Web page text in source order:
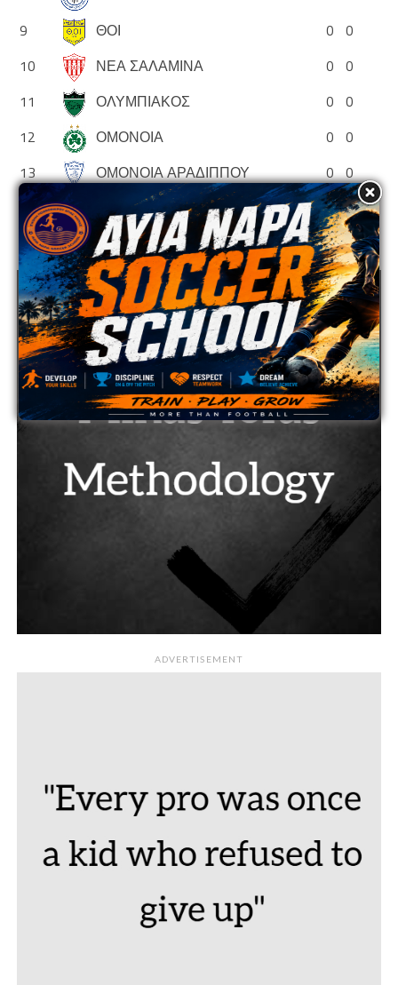
9
ΘΟΙ 0 0
10
ΝΕΑ ΣΑΛΑΜΙΝΑ 0 0
11
ΟΛΥΜΠΙΑΚΟΣ 0 0
12
ΟΜΟΝΟΙΑ 0 0
13
ΟΜΟΝΟΙΑ ΑΡΑΔΙΠΠΟΥ 0 0
14
ΠΑΦΟΣ 0 0
ADVERTISEMENT
ADVERTISEMENT